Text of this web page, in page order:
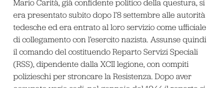
Mario Carità, già confidente politico della questura, si
era presentato subito dopo l’8 settembre alle autorità
tedesche ed era entrato al loro servizio come ufficiale
di collegamento con l’esercito nazista. Assunse quindi
il comando del costituendo Reparto Servizi Speciali
(RSS), dipendente dalla XCII legione, con compiti
polizieschi per stroncare la Resistenza. Dopo aver